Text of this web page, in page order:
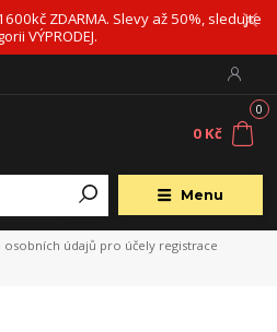
ZDARMA. Slevy až 50%, sledujte
VÝPRODEJ.
Menu
0
0 Kč
osobních údajů pro účely registrace